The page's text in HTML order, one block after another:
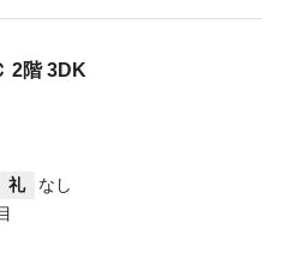
2階 3DK
礼
なし